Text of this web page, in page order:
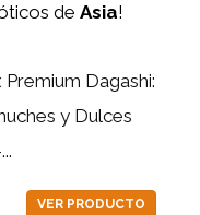
de Asia!
Dagashi:
y Dulces
VER PRODUCTO